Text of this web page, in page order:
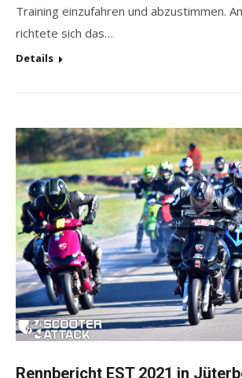
Training einzufahren und abzustimmen.
richtete sich das…
Details
Rennbericht EST 2021 in